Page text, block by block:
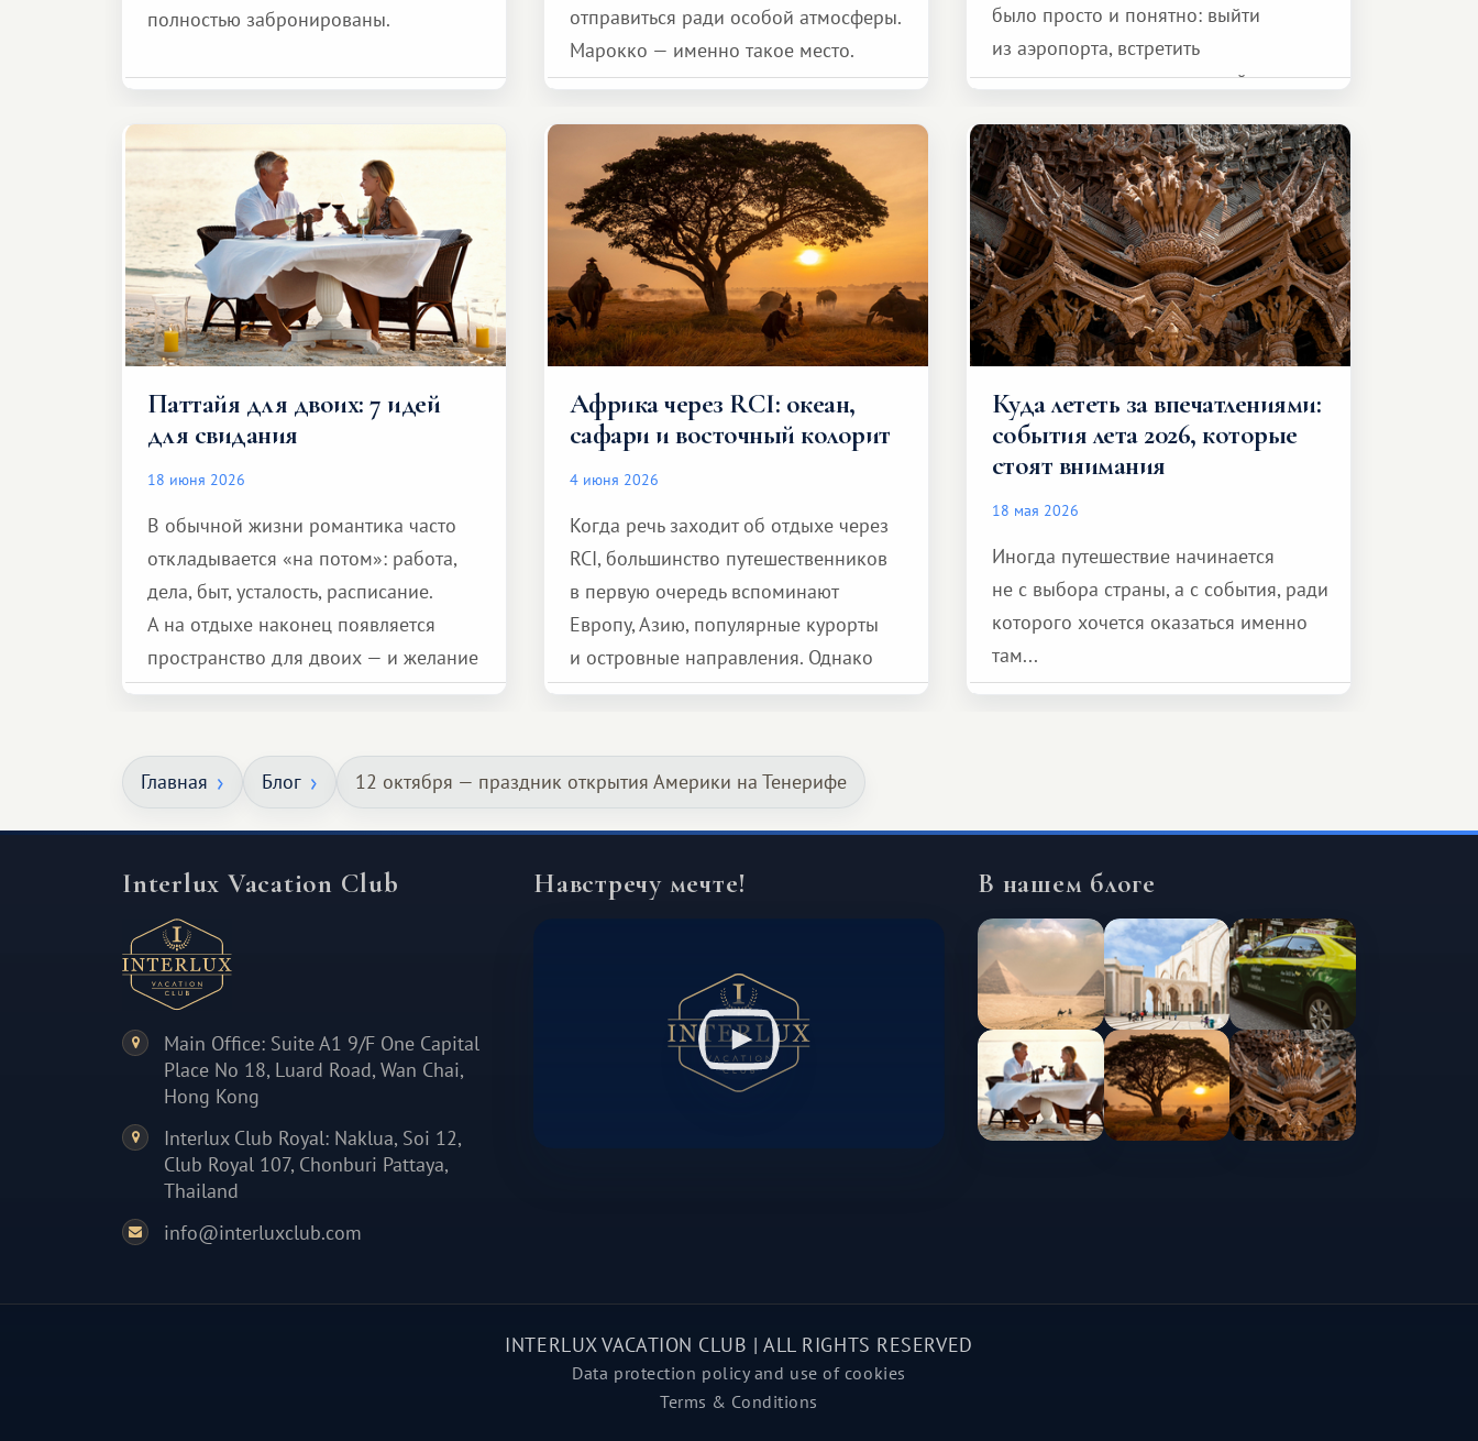
полностью забронированы.
отправиться ради особой атмосферы.
Марокко — именно такое место.
было просто и понятно: выйти
из аэропорта, встретить
представителя транспортной
и спокойно доехать до курорта.
Паттайя для двоих: 7 идей
для свидания
18 июня 2026
В обычной жизни романтика часто
откладывается «на потом»: работа,
дела, быт, усталость, расписание.
А на отдыхе наконец появляется
пространство для двоих — и желание
сделать для близкого человека что-то
масштабное, но тёплое
и запоминающееся :)
Африка через RCI: океан,
сафари и восточный колорит
4 июня 2026
Когда речь заходит об отдыхе через
RCI, большинство путешественников
в первую очередь вспоминают
Европу, Азию, популярные курорты
и островные направления. Однако
возможности обменной системы
и Африка — континент, который
способен подарить совершенно иной
Куда лететь за впечатлениями:
события лета 2026, которые
стоят внимания
18 мая 2026
Иногда путешествие начинается
не с выбора страны, а с события, ради
которого хочется оказаться именно
там...
Главная Блог 12 октября — праздник открытия Америки на Тенерифе
Interlux Vacation Club
Main Office: Suite A1 9/F One Capital
Place No 18, Luard Road, Wan Chai,
Hong Kong
Interlux Club Royal: Naklua, Soi 12,
Club Royal 107, Chonburi Pattaya,
Thailand
info@interluxclub.com
Навстречу мечте! В нашем блоге
INTERLUX VACATION CLUB | ALL RIGHTS RESERVED
Data protection policy and use of cookies
Terms & Conditions